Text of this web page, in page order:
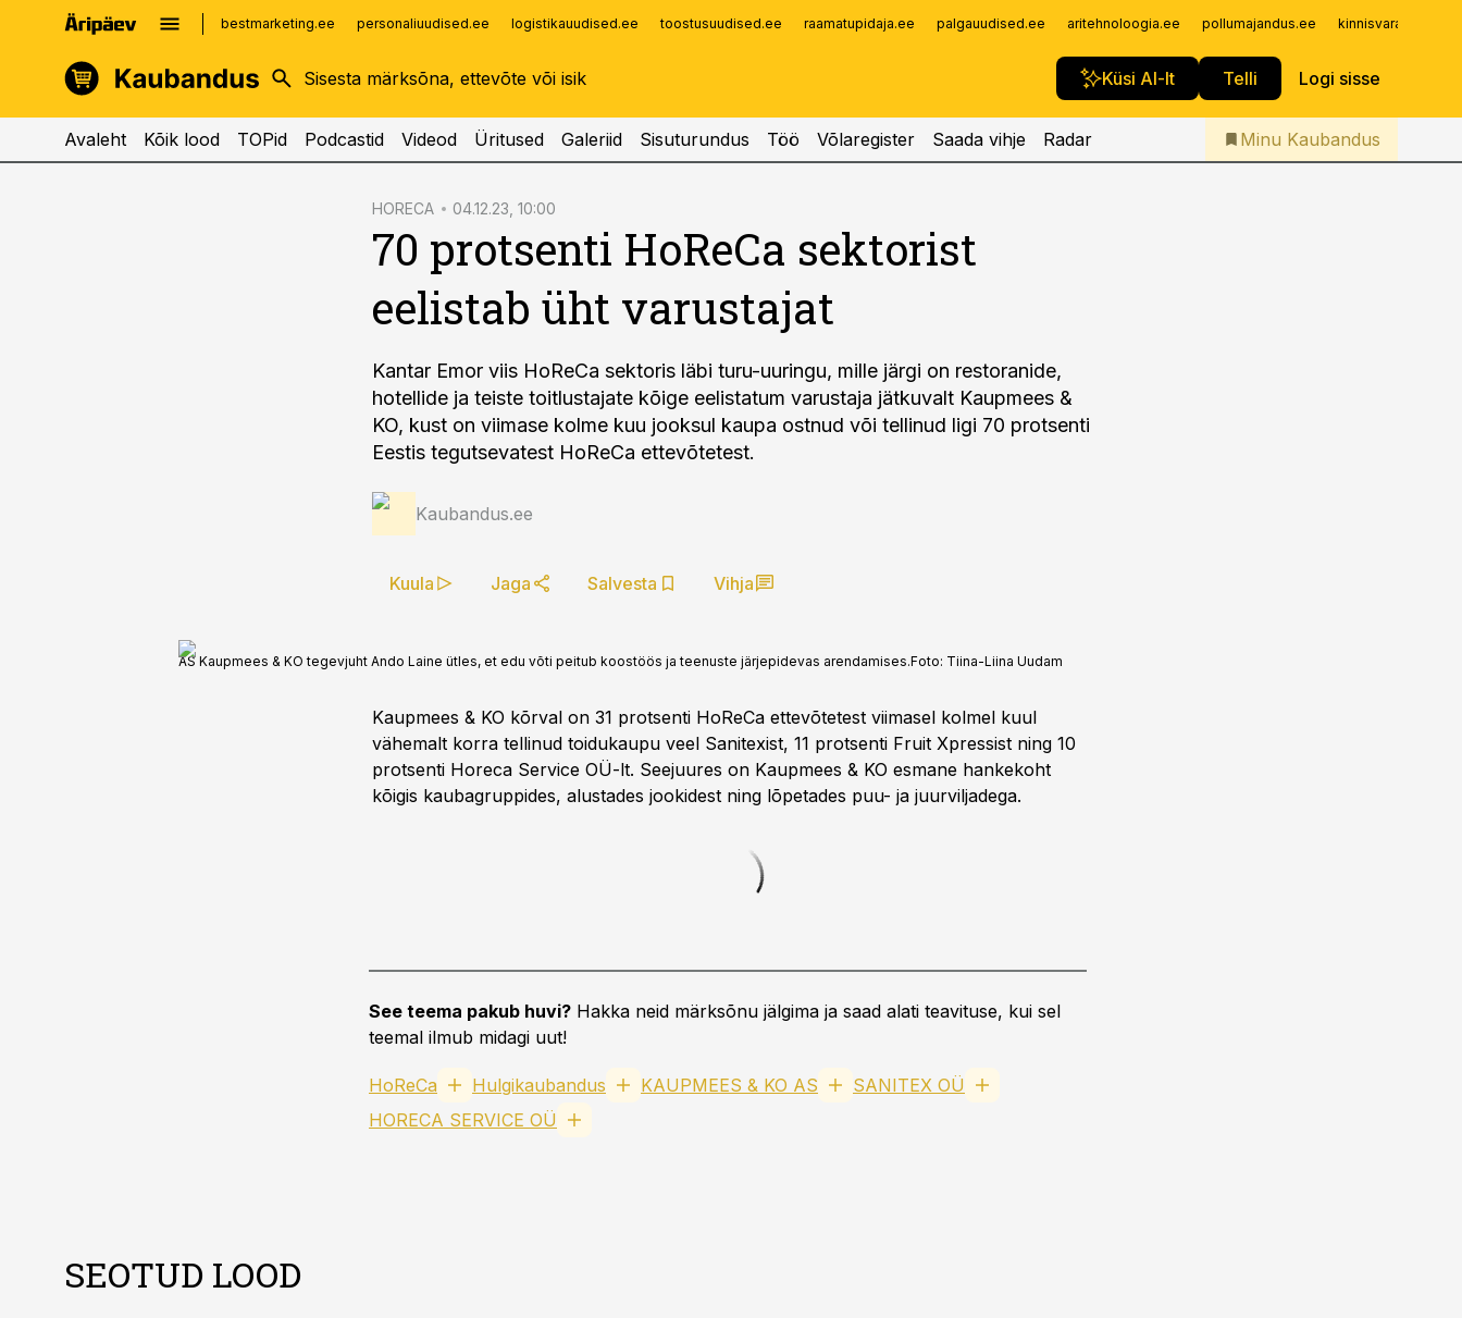
bestmarketing.ee personaliuudised.ee logistikauudised.ee toostusuudised.ee raamatupidaja.ee palgauudised.ee aritehnoloogia.ee pollumajandus.ee
Küsi AI-lt Telli Logi sisse
kinnisvarauudised.ee
logistikauudised.ee
imelineajalugu.ee
Infopank
Iseteenindus
Telli Kaubandus
Avaleht Kõik lood TOPid Podcastid Videod Üritused Galeriid Sisuturundus Töö Võlaregister Saada vihje Radar Minu Kaubandus
HORECA 04.12.23, 10:00
70 protsenti HoReCa sektorist
eelistab üht varustajat
Kantar Emor viis HoReCa sektoris läbi turu-uuringu, mille järgi on restoranide,
hotellide ja teiste toitlustajate kõige eelistatum varustaja jätkuvalt Kaupmees &
KO, kust on viimase kolme kuu jooksul kaupa ostnud või tellinud ligi 70 protsenti
Eestis tegutsevatest HoReCa ettevõtetest.
Kaubandus.ee
Kuula Jaga Salvesta Vihja
AS Kaupmees & KO tegevjuht Ando Laine ütles, et edu võti peitub koostöös ja teenuste järjepidevas arendamises.Foto: Tiina-Liina Uudam
Kaupmees & KO kõrval on 31 protsenti HoReCa ettevõtetest viimasel kolmel kuul
vähemalt korra tellinud toidukaupu veel Sanitexist, 11 protsenti Fruit Xpressist ning 10
protsenti Horeca Service OÜ-lt. Seejuures on Kaupmees & KO esmane hankekoht
kõigis kaubagruppides, alustades jookidest ning lõpetades puu- ja juurviljadega.
See teema pakub huvi? Hakka neid märksõnu jälgima ja saad alati teavituse, kui sel
teemal ilmub midagi uut!
HoReCa Hulgikaubandus KAUPMEES & KO AS
SANITEX OÜ
HORECA SERVICE OÜ
SEOTUD LOOD